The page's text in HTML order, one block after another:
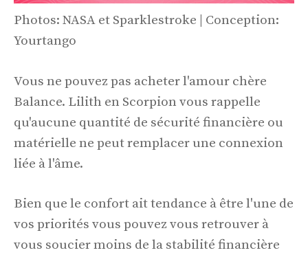
Photos: NASA et Sparklestroke | Conception:
Yourtango
Vous ne pouvez pas acheter l'amour chère
Balance. Lilith en Scorpion vous rappelle
qu'aucune quantité de sécurité financière ou
matérielle ne peut remplacer une connexion
liée à l'âme.
Bien que le confort ait tendance à être l'une de
vos priorités vous pouvez vous retrouver à
vous soucier moins de la stabilité financière